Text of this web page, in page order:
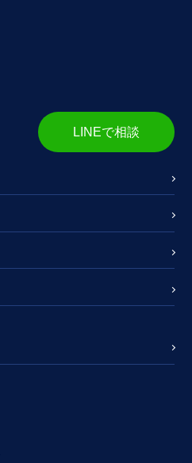
LINEで相談